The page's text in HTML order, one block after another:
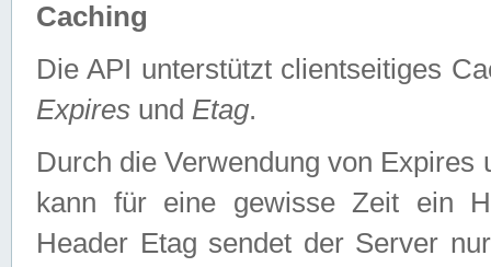
Caching
Die API unterstützt clientseitiges
Expires und Etag.
Durch die Verwendung von
kann für eine gewisse Zeit ein
Header Etag sendet der Server